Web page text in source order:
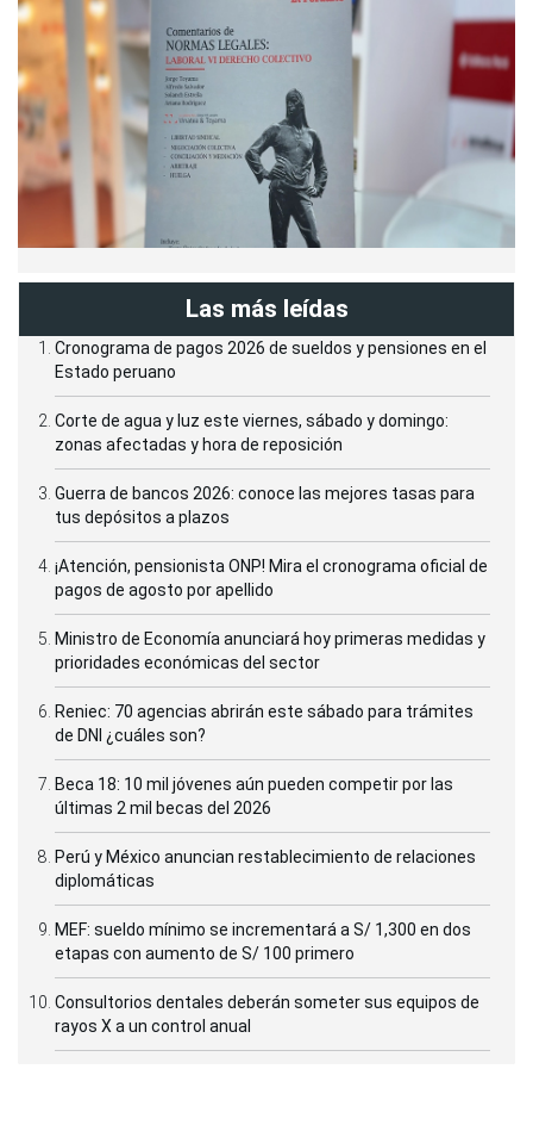
Las más leídas
Cronograma de pagos 2026 de sueldos y pensiones en el
Estado peruano
Corte de agua y luz este viernes, sábado y domingo:
zonas afectadas y hora de reposición
Guerra de bancos 2026: conoce las mejores tasas para
tus depósitos a plazos
¡Atención, pensionista ONP! Mira el cronograma oficial de
pagos de agosto por apellido
Ministro de Economía anunciará hoy primeras medidas y
prioridades económicas del sector
Reniec: 70 agencias abrirán este sábado para trámites
de DNI ¿cuáles son?
Beca 18: 10 mil jóvenes aún pueden competir por las
últimas 2 mil becas del 2026
Perú y México anuncian restablecimiento de relaciones
diplomáticas
MEF: sueldo mínimo se incrementará a S/ 1,300 en dos
etapas con aumento de S/ 100 primero
Consultorios dentales deberán someter sus equipos de
rayos X a un control anual